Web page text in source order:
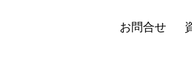
お問合せ